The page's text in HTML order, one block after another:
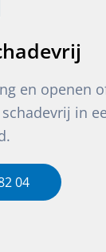
en openen
in
04